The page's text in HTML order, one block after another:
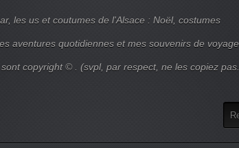
les us et coutumes de l'Alsace : Noël, costumes
aventures quotidiennes et mes souvenirs de
copyright © . (svpl, par respect, ne les copiez pas.